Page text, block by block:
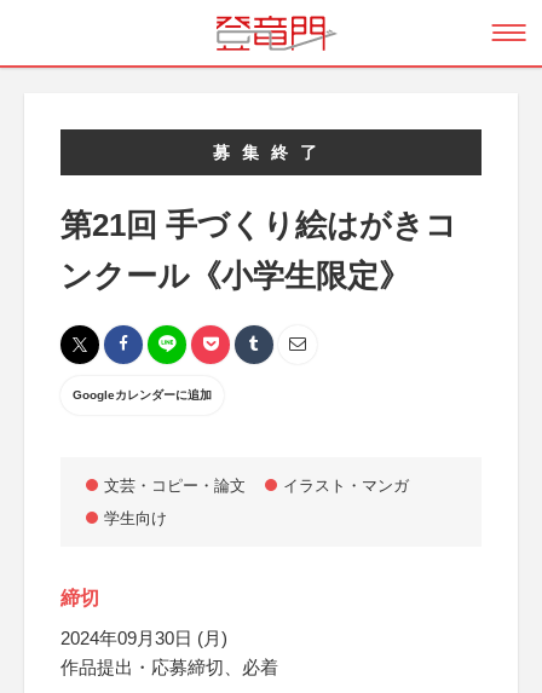
募集終了
第21回 手づくり絵はがきコ
ンクール《小学生限定》
Googleカレンダーに追加
文芸・コピー・論文
イラスト・マンガ
学生向け
締切
2024年09月30日 (月)
作品提出・応募締切、必着